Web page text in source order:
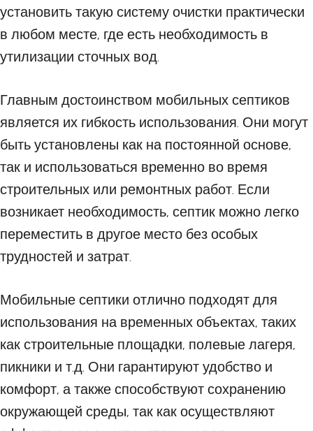
установить такую систему очистки практически
в любом месте, где есть необходимость в
утилизации сточных вод.
Главным достоинством мобильных септиков
является их гибкость использования. Они могут
быть установлены как на постоянной основе,
так и использоваться временно во время
строительных или ремонтных работ. Если
возникает необходимость, септик можно легко
переместить в другое место без особых
трудностей и затрат.
Мобильные септики отлично подходят для
использования на временных объектах, таких
как строительные площадки, полевые лагеря,
пикники и т.д. Они гарантируют удобство и
комфорт, а также способствуют сохранению
окружающей среды, так как осуществляют